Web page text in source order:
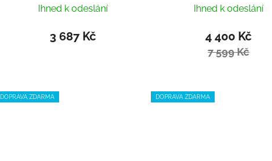
Ihned k odeslání
3 687 Kč
Ihned k odeslání
4 400 Kč
7 599 Kč
DOPRAVA ZDARMA DOPRAVA ZDARMA